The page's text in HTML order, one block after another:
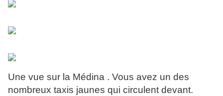
Une vue sur la Médina . Vous avez un des
nombreux taxis jaunes qui circulent devant.